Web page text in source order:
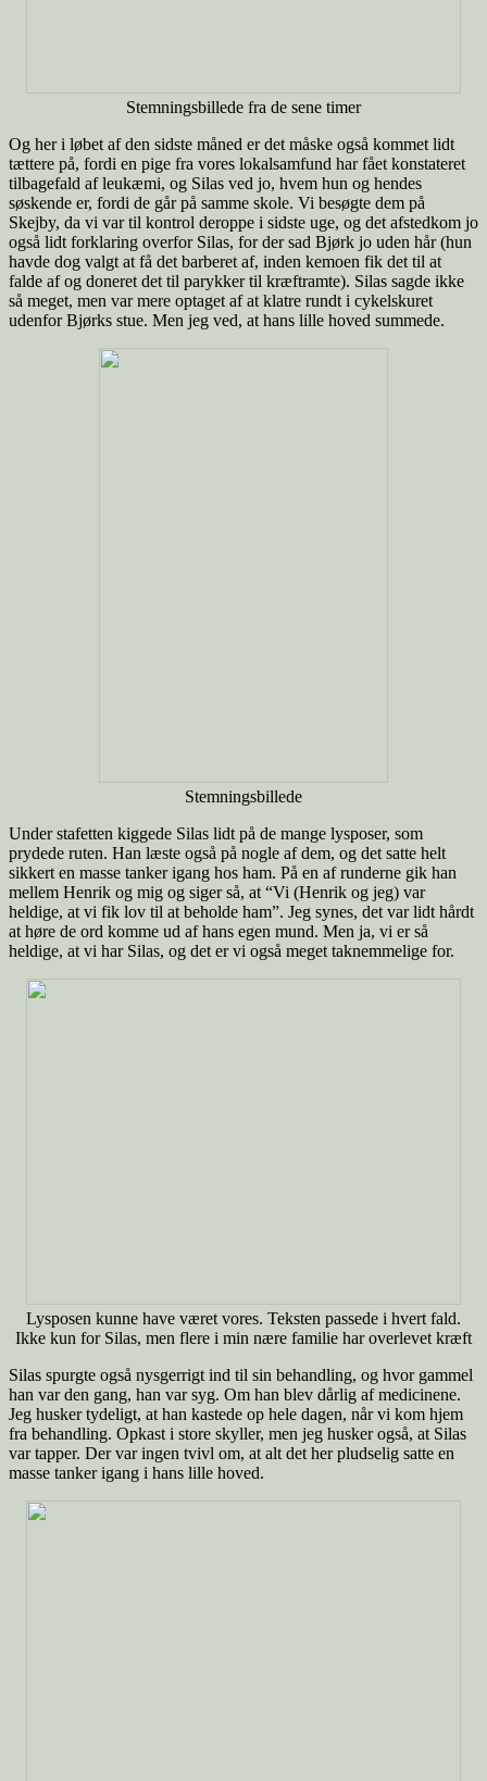
Stemningsbillede fra de sene timer
Og her i løbet af den sidste måned er det måske også kommet lidt
tættere på, fordi en pige fra vores lokalsamfund har fået konstateret
tilbagefald af leukæmi, og Silas ved jo, hvem hun og hendes
søskende er, fordi de går på samme skole. Vi besøgte dem på
Skejby, da vi var til kontrol deroppe i sidste uge, og det afstedkom jo
også lidt forklaring overfor Silas, for der sad Bjørk jo uden hår (hun
havde dog valgt at få det barberet af, inden kemoen fik det til at
falde af og doneret det til parykker til kræftramte). Silas sagde ikke
så meget, men var mere optaget af at klatre rundt i cykelskuret
udenfor Bjørks stue. Men jeg ved, at hans lille hoved summede.
Stemningsbillede
Under stafetten kiggede Silas lidt på de mange lysposer, som
prydede ruten. Han læste også på nogle af dem, og det satte helt
sikkert en masse tanker igang hos ham. På en af runderne gik han
mellem Henrik og mig og siger så, at “Vi (Henrik og jeg) var
heldige, at vi fik lov til at beholde ham”. Jeg synes, det var lidt hårdt
at høre de ord komme ud af hans egen mund. Men ja, vi er så
heldige, at vi har Silas, og det er vi også meget taknemmelige for.
Lysposen kunne have været vores. Teksten passede i hvert fald.
Ikke kun for Silas, men flere i min nære familie har overlevet kræft
Silas spurgte også nysgerrigt ind til sin behandling, og hvor gammel
han var den gang, han var syg. Om han blev dårlig af medicinene.
Jeg husker tydeligt, at han kastede op hele dagen, når vi kom hjem
fra behandling. Opkast i store skyller, men jeg husker også, at Silas
var tapper. Der var ingen tvivl om, at alt det her pludselig satte en
masse tanker igang i hans lille hoved.